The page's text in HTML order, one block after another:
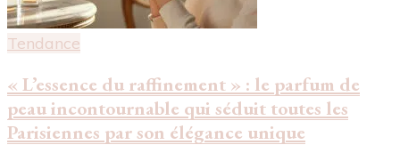
Tendance
« L’essence du raffinement » : le parfum de
peau incontournable qui séduit toutes les
Parisiennes par son élégance unique